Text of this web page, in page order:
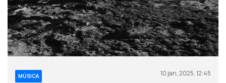
MÚSICA 10 jan, 2025, 12:45